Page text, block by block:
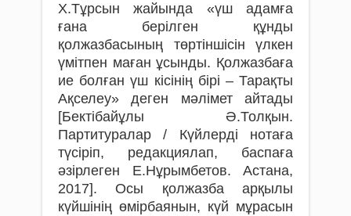
Х.Тұрсын жайында «үш адамға
ғана берілген құнды
қолжазбасының төртіншісін үлкен
үмітпен маған ұсынды. Қолжазбаға
ие болған үш кісінің бірі – Тарақты
Ақселеу» деген мәлімет айтады
[Бектібайұлы Ә.Толқын.
Партитуралар / Күйлерді нотаға
түсіріп, редакциялап, баспаға
әзірлеген Е.Нұрымбетов. Астана,
2017]. Осы қолжазба арқылы
күйшінің өмірбаянын, күй мұрасын